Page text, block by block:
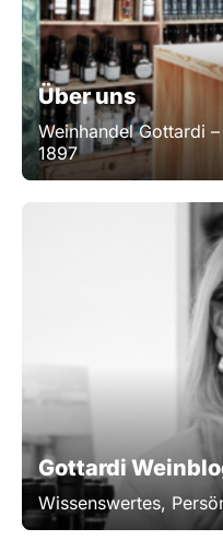
Über uns
Weinhandel Gottardi
1897
Gottardi
Wissenswertes,